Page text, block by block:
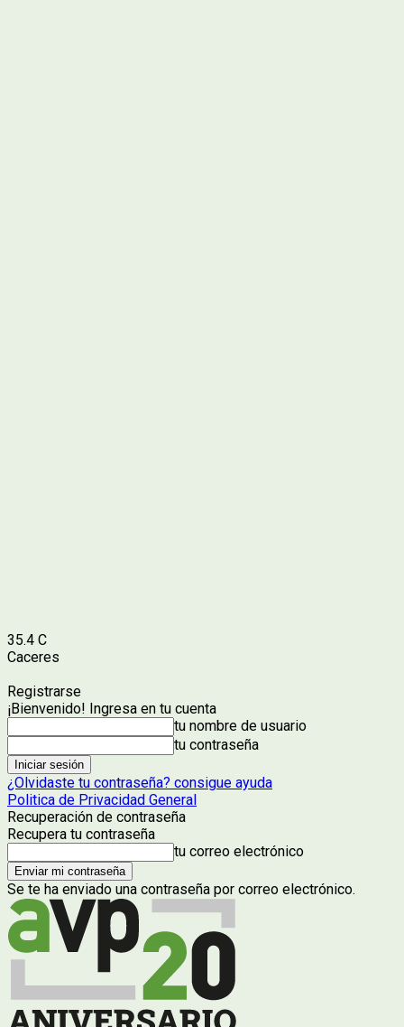
35.4 C
Caceres
Registrarse
¡Bienvenido! Ingresa en tu cuenta
tu nombre de usuario
tu contraseña
¿Olvidaste tu contraseña? consigue ayuda
Politica de Privacidad General
Recuperación de contraseña
Recupera tu contraseña
tu correo electrónico
Se te ha enviado una contraseña por correo electrónico.